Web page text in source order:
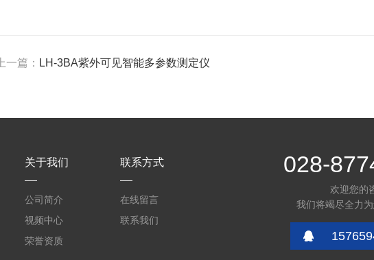
上一篇： LH-3BA紫外可见智能多参数测定仪
关于我们
公司简介
视频中心
荣誉资质
联系方式
在线留言
联系我们
028-
欢迎您的
我们将竭尽全力